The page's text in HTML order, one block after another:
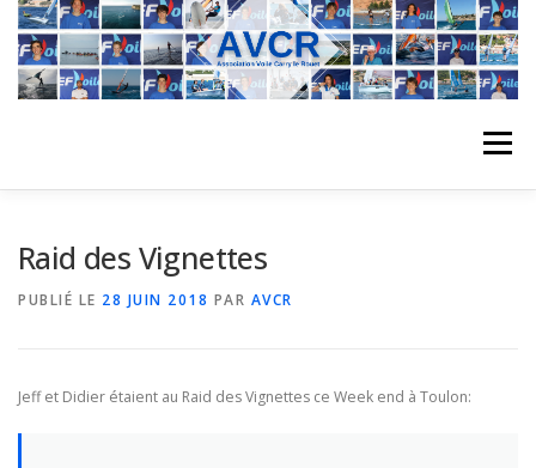
Aller
contenu
Menu
Raid des Vignettes
PUBLIÉ LE 28 JUIN 2018 PAR AVCR
Jeff et Didier étaient au Raid des Vignettes ce Week end à Toulon: